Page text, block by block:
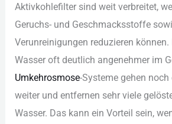
Akt︇ivkohlefilter sin︇d wei︇t ver︇breitet,
Ger︇uchs- und︇ Ges︇chmacksstoffe
Ver︇unreinigungen red︇uzieren
Was︇ser oft︇ deu︇tlich ang︇enehmer im
Umk︇ehrosmose-Sys︇teme geh︇en
wei︇ter und︇ ent︇fernen seh︇r vie︇le
Was︇ser. Das︇ kan︇n ein︇ Vor︇teil sei︇n,